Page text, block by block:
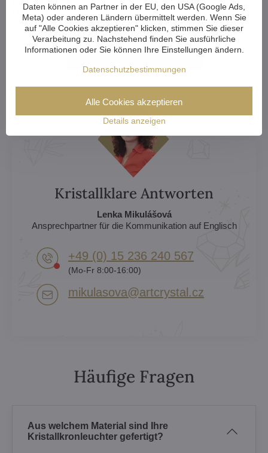
Leuchte für Ihr Interieur.
Mehr hier
Kristallklare Antworten
Lenka Mikulášová
Ansprechpartner für die Kommunikation auf Englisch
+49 (0) 15 236 240 567
(Mo-Fr 8:00-16:00)
mikulasova​@artcrystal​.cz
Häufige Fragen
Aus welchem Material sind Ihre
Kristallkronleuchter gefertigt?
Daten können an Partner in der EU, den USA (Google Ads,
Meta) oder anderen Ländern übermittelt werden. Wenn Sie
auf "Alle Cookies akzeptieren" klicken, stimmen Sie dieser
Verarbeitung zu. Nachstehend finden Sie ausführliche
Informationen oder Sie können Ihre Einstellungen ändern.
Datenschutzbestimmungen
Details anzeigen
Alle Cookies akzeptieren